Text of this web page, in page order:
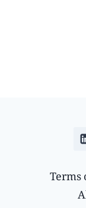
Terms